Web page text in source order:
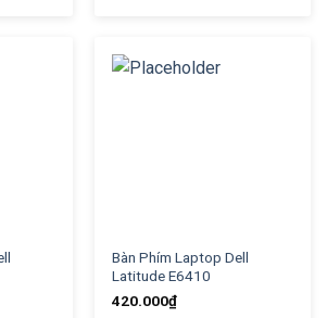
Bàn Phím Laptop Dell
Latitude E6410
420.000₫